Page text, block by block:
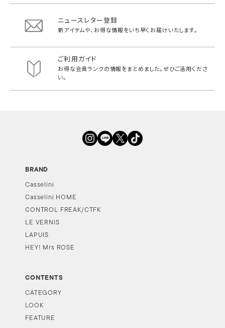
ニュースレター登録
新アイテムや、お得な情報をいち早く お届けいたします。
ご利用ガイド
お得な会員ランクの情報をまとめました。ぜひご活用くださ
い。
BRAND
Casselini
Casselini HOME
CONTROL FREAK/CTFK
LE VERNIS
LAPUIS
HEY! Mrs ROSE
CONTENTS
CATEGORY
LOOK
FEATURE